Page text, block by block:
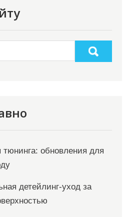
тюнинга: обновления для
детейлинг-уход за